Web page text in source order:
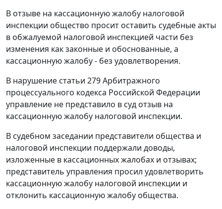
В отзыве на кассационную жалобу налоговой
инспекции общество просит оставить судебные акты
в обжалуемой налоговой инспекцией части без
изменения как законные и обоснованные, а
кассационную жалобу - без удовлетворения.
В нарушение статьи 279Арбитражного
процессуального кодекса Российской Федерации
управление не представило в суд отзыв на
кассационную жалобу налоговой инспекции.
В судебном заседании представители общества и
налоговой инспекции поддержали доводы,
изложенные в кассационных жалобах и отзывах;
представитель управления просил удовлетворить
кассационную жалобу налоговой инспекции и
отклонить кассационную жалобу общества.